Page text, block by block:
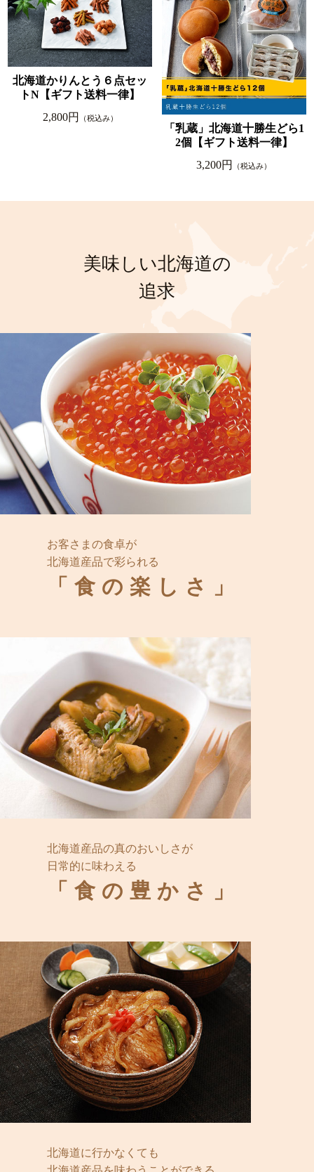
北海道かりんとう６点セッ
トN【ギフト送料一律】
2,800円
（税込み）
「乳蔵」北海道十勝生どら1
2個【ギフト送料一律】
3,200円
（税込み）
美味しい北海道の
追求
お客さまの食卓が
北海道産品で彩られる
「食の楽しさ」
北海道産品の真のおいしさが
日常的に味わえる
「食の豊かさ」
北海道に行かなくても